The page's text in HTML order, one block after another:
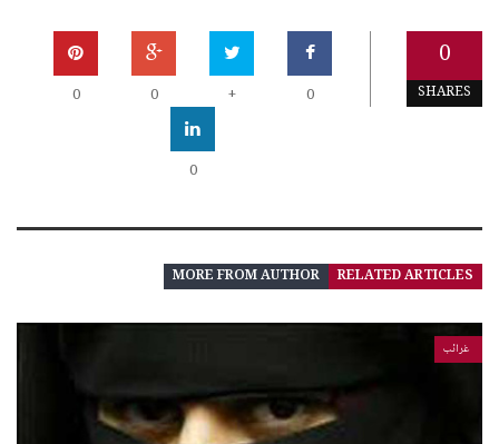
0
SHARES
0
+
0
0
0
RELATED ARTICLES
MORE FROM AUTHOR
غرائب